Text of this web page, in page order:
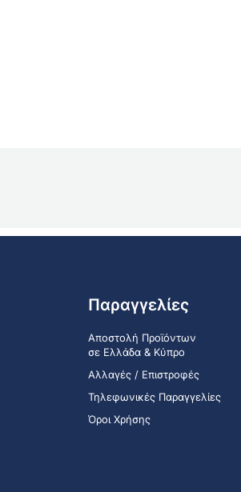
Παραγγελίες
Αποστολή Προϊόντων
σε Ελλάδα & Κύπρο
Αλλαγές / Επιστροφές
Τηλεφωνικές Παραγγελίες
Όροι Χρήσης